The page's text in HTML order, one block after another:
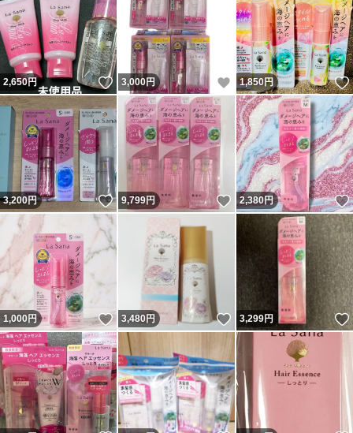
2,650円 いいね！
3,000円 いいね！
1,850円
3,200円 いいね！
9,799円 いいね！
2,380円
1,000円 いいね！
3,480円 いいね！
3,299円